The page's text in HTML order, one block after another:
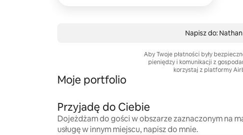
Napisz do: Nathan
Aby Twoje płatności były
pieniędzy i komunikacji z
korzystaj z platformy
Moje portfolio
Przyjadę do Ciebie
Dojeżdżam do gości w obszarze zaznaczonym na
usługę w innym miejscu, napisz do mnie.